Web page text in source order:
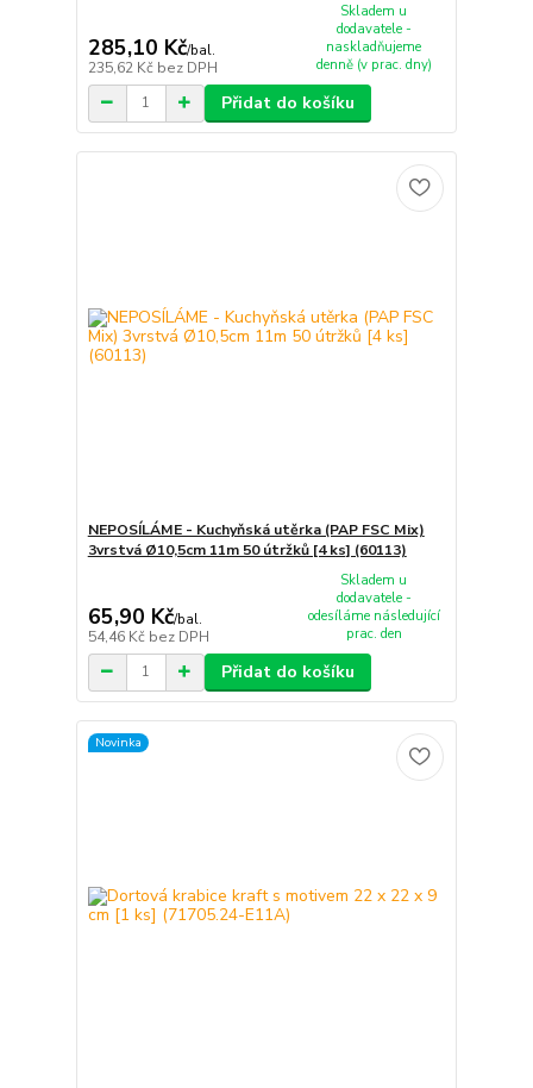
285,10 Kč/bal.
235,62 Kč bez DPH
Skladem u
dodavatele -
naskladňujeme
denně (v prac. dny)
Přidat do košíku
NEPOSÍLÁME - Kuchyňská utěrka (PAP FSC Mix)
3vrstvá Ø10,5cm 11m 50 útržků [4 ks] (60113)
65,90 Kč/bal.
54,46 Kč bez DPH
Skladem u
dodavatele -
odesíláme následující
prac. den
Přidat do košíku
Novinka